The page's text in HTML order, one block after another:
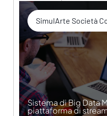
SimulArte Società
Sistema di Big Data
piattaforma di